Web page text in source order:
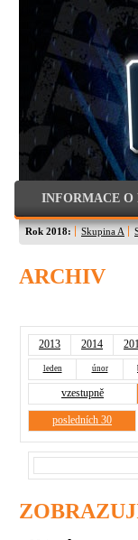
INFORMACE O
Rok 2018: Skupina A
ARCHIV
2013 2014
leden únor
vzestupně
posledních 30